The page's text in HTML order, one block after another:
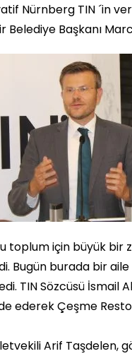
Nürnberg TIN ´in
Belediye Başkanı
toplum için büyük bir
Bugün burada bir
TIN Sözcüsü İsmail
ederek Çeşme
Arif Taşdelen,